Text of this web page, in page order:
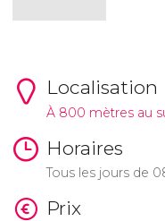
Localisation
À 800 mètres au
Horaires
Tous les jours de
Prix